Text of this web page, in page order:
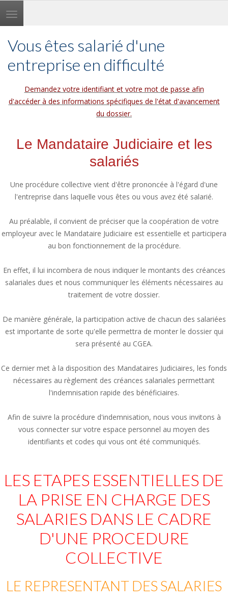
Toggle
navigation
Vous êtes salarié d'une
entreprise en difficulté
Demandez votre identifiant et votre mot de passe afin
d'accéder à des informations spécifiques de l'état d'avancement
du dossier.
Le Mandataire Judiciaire et les
salariés
Une procédure collective vient d'être prononcée à l'égard d'une
l'entreprise dans laquelle vous êtes ou vous avez été salarié.
Au préalable, il convient de préciser que la coopération de votre
employeur avec le Mandataire Judiciaire est essentielle et participera
au bon fonctionnement de la procédure.
En effet, il lui incombera de nous indiquer le montants des créances
salariales dues et nous communiquer les éléments nécessaires au
traitement de votre dossier.
De manière générale, la participation active de chacun des salariées
est importante de sorte qu'elle permettra de monter le dossier qui
sera présenté au CGEA.
Ce dernier met à la disposition des Mandataires Judiciaires, les fonds
nécessaires au règlement des créances salariales permettant
l'indemnisation rapide des bénéficiaires.
Afin de suivre la procédure d'indemnisation, nous vous invitons à
vous connecter sur votre espace personnel au moyen des
identifiants et codes qui vous ont été communiqués.
LES ETAPES ESSENTIELLES DE
LA PRISE EN CHARGE DES
SALARIES DANS LE CADRE
D'UNE PROCEDURE
COLLECTIVE
LE REPRESENTANT DES SALARIES